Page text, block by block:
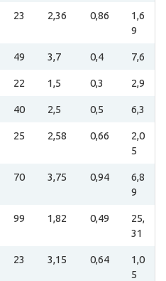
23 2,36 0,86
1,6
9
49 3,7 0,4 7,6
22 1,5 0,3 2,9
40 2,5 0,5 6,3
25 2,58 0,66
2,0
5
70 3,75 0,94
6,8
9
99 1,82 0,49
25,
31
23 3,15 0,64
1,0
5